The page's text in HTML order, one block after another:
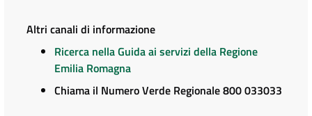
Altri canali di informazione
Ricerca nella Guida ai servizi della Regione
Emilia Romagna
Chiama il Numero Verde Regionale 800 033033